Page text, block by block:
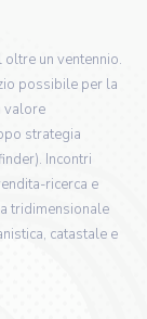
un ventennio.
possibile per la
valore
strategia
Incontri
ricerca e
tridimensionale
catastale e